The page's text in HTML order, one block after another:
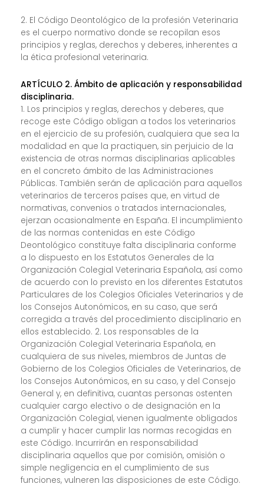
2. El Código Deontológico de la profesión Veterinaria
es el cuerpo normativo donde se recopilan esos
principios y reglas, derechos y deberes, inherentes a
la ética profesional veterinaria.
ARTÍCULO 2. Ámbito de aplicación y responsabilidad
disciplinaria.
1. Los principios y reglas, derechos y deberes, que
recoge este Código obligan a todos los veterinarios
en el ejercicio de su profesión, cualquiera que sea la
modalidad en que la practiquen, sin perjuicio de la
existencia de otras normas disciplinarias aplicables
en el concreto ámbito de las Administraciones
Públicas. También serán de aplicación para aquellos
veterinarios de terceros países que, en virtud de
normativas, convenios o tratados internacionales,
ejerzan ocasionalmente en España. El incumplimiento
de las normas contenidas en este Código
Deontológico constituye falta disciplinaria conforme
a lo dispuesto en los Estatutos Generales de la
Organización Colegial Veterinaria Española, así como
de acuerdo con lo previsto en los diferentes Estatutos
Particulares de los Colegios Oficiales Veterinarios y de
los Consejos Autonómicos, en su caso, que será
corregida a través del procedimiento disciplinario en
ellos establecido. 2. Los responsables de la
Organización Colegial Veterinaria Española, en
cualquiera de sus niveles, miembros de Juntas de
Gobierno de los Colegios Oficiales de Veterinarios, de
los Consejos Autonómicos, en su caso, y del Consejo
General y, en definitiva, cuantas personas ostenten
cualquier cargo electivo o de designación en la
Organización Colegial, vienen igualmente obligados
a cumplir y hacer cumplir las normas recogidas en
este Código. Incurrirán en responsabilidad
disciplinaria aquellos que por comisión, omisión o
simple negligencia en el cumplimiento de sus
funciones, vulneren las disposiciones de este Código.